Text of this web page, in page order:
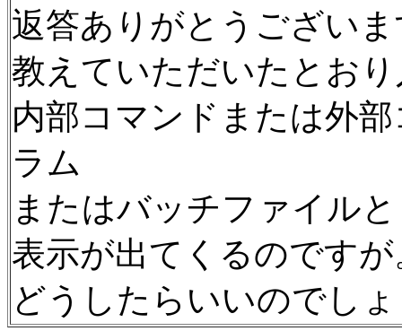
返答ありがとうござい
教えていただいたとお
内部コマンドまたは外
ラム
またはバッチファイル
表示が出てくるのですが
どうしたらいいのでし